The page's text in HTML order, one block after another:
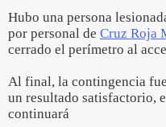
Hubo una persona
por personal de Cruz Roja
cerrado el perímetro al
Al final, la contingencia
un resultado satisfactorio,
continuará